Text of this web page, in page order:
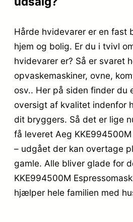
Hårde hvidevarer er en fast
hjem og bolig. Er du i tvivl
hvidevarer er? Så er svaret
opvaskemaskiner, ovne,
osv.. Her på siden finder du
oversigt af kvalitet indenfor
dit bryggers. Så det er lige
få leveret Aeg
– udgået der kan overtage
gamle. Alle bliver glade for
KKE994500M
hjælper hele familien med